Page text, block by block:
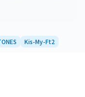
Kis-My-Ft2